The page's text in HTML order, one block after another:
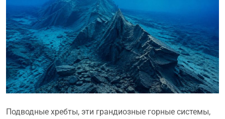
Подводные хребты, эти грандиозные горные системы,